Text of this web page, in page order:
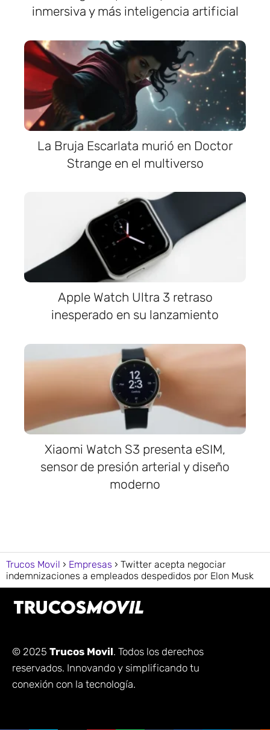
inmersiva y más inteligencia artificial
La Bruja Escarlata murió en Doctor
Strange en el multiverso
Apple Watch Ultra 3 retraso
inesperado en su lanzamiento
Xiaomi Watch S3 presenta eSIM,
sensor de presión arterial y diseño
moderno
Trucos Movil Empresas
Twitter acepta negociar
indemnizaciones a empleados despedidos por Elon Musk
© 2025 Trucos Movil. Todos los derechos
reservados. Innovando y simplificando tu
conexión con la tecnología.